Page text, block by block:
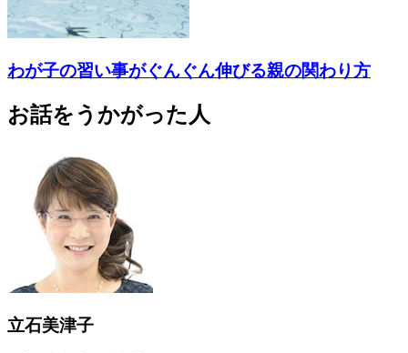
わが子の習い事がぐんぐん伸びる親の関わり方
お話をうかがった人
立石美津子